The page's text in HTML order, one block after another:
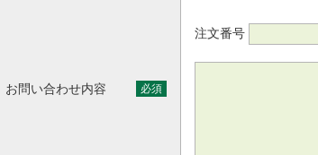
お問い合わせ内容 必須
注文番号